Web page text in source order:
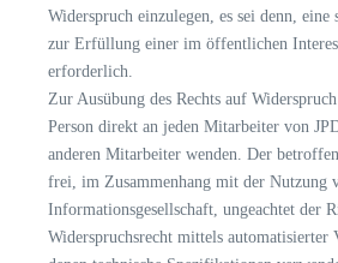
Widerspruch einzulegen, es sei denn, eine
zur Erfüllung einer im öffentlichen
erforderlich.
Zur Ausübung des Rechts auf
Person direkt an jeden Mitarbeiter von
anderen Mitarbeiter wenden. Der
frei, im Zusammenhang mit der Nutzung
Informationsgesellschaft, ungeachtet der
Widerspruchsrecht mittels automatisierter